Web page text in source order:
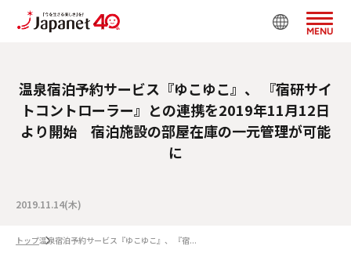
MENU
温泉宿泊予約サービス『ゆこゆこ』、 『宿研サイ
トコントローラー』との連携を2019年11月12日
より開始 宿泊施設の部屋在庫の一元管理が可能
に
2019.11.14(木)
トップ温泉宿泊予約サービス『ゆこゆこ』、 『宿...